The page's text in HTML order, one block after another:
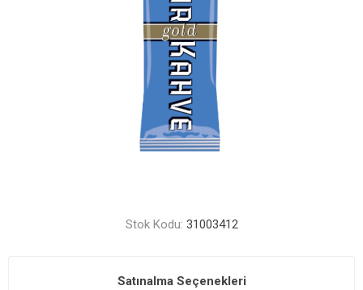
Stok Kodu: 31003412
Satınalma Seçenekleri